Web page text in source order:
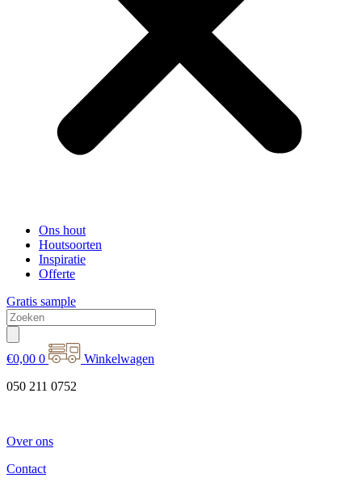
Ons hout
Houtsoorten
Inspiratie
Offerte
Gratis sample
€0,00 0
Winkelwagen
050 211 0752
Over ons
Contact